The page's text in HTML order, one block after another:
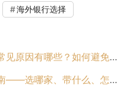
海外银行选择
因有哪些？如何避免被拒？
哪家、带什么、怎么一次过